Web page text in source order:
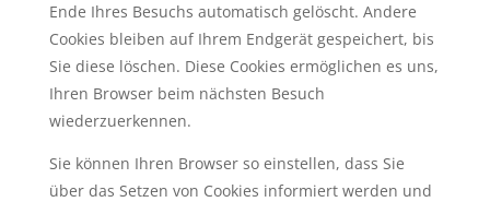
Ende Ihres Besuchs automatisch gelöscht. Andere
Cookies bleiben auf Ihrem Endgerät gespeichert, bis
Sie diese löschen. Diese Cookies ermöglichen es uns,
Ihren Browser beim nächsten Besuch
wiederzuerkennen.
Sie können Ihren Browser so einstellen, dass Sie
über das Setzen von Cookies informiert werden und